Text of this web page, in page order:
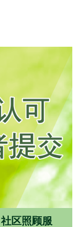
区照顾服